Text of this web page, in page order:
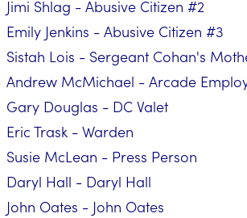
Jimi Shlag - Abusive Citizen #2
Emily Jenkins - Abusive Citizen #3
Sistah Lois - Sergeant Cohan's
Andrew McMichael - Arcade
Gary Douglas - DC Valet
Eric Trask - Warden
Susie McLean - Press Person
Daryl Hall - Daryl Hall
John Oates - John Oates